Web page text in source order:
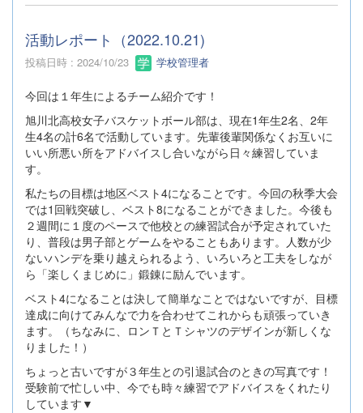
活動レポート（2022.10.21)
投稿日時 : 2024/10/23 学校管理者
今回は１年生によるチーム紹介です！
旭川北高校女子バスケットボール部は、現在1年生2名、2年
生4名の計6名で活動しています。先輩後輩関係なくお互いに
いい所悪い所をアドバイスし合いながら日々練習していま
す。
私たちの目標は地区ベスト4になることです。今回の秋季大会
では1回戦突破し、ベスト8になることができました。今後も
２週間に１度のペースで他校との練習試合が予定されていた
り、普段は男子部とゲームをやることもあります。人数が少
ないハンデを乗り越えられるよう、いろいろと工夫をしなが
ら「楽しくまじめに」鍛錬に励んでいます。
ベスト4になることは決して簡単なことではないですが、目標
達成に向けてみんなで力を合わせてこれからも頑張っていき
ます。（ちなみに、ロンＴとＴシャツのデザインが新しくな
りました！）
ちょっと古いですが３年生との引退試合のときの写真です！
受験前で忙しい中、今でも時々練習でアドバイスをくれたり
しています▼